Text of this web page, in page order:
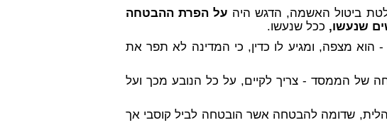
ביטול האשמה, הדגש היה על הפרת ההבטחה
שנעשו, ככל שנעשו.
מצפה, ומגיע לו כדין, כי המדינה לא תפר את
של הממסד - צריך לקיים, על כל הנובע מכך ועל
שדומה להבטחה אשר הובטחה לביל קוסבי אך